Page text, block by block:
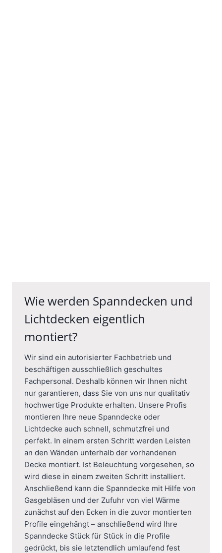
Wie werden Spanndecken und
Lichtdecken eigentlich
montiert?
Wir sind ein autorisierter Fachbetrieb und
beschäftigen ausschließlich geschultes
Fachpersonal. Deshalb können wir Ihnen nicht
nur garantieren, dass Sie von uns nur qualitativ
hochwertige Produkte erhalten. Unsere Profis
montieren Ihre neue Spanndecke oder
Lichtdecke auch schnell, schmutzfrei und
perfekt. In einem ersten Schritt werden Leisten
an den Wänden unterhalb der vorhandenen
Decke montiert. Ist Beleuchtung vorgesehen, so
wird diese in einem zweiten Schritt installiert.
Anschließend kann die Spanndecke mit Hilfe von
Gasgebläsen und der Zufuhr von viel Wärme
zunächst auf den Ecken in die zuvor montierten
Profile eingehängt – anschließend wird Ihre
Spanndecke Stück für Stück in die Profile
gedrückt, bis sie letztendlich umlaufend fest